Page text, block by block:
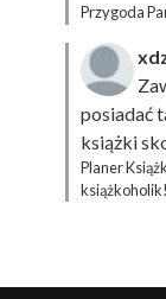
Przygoda
posiadać
książki
Planer
książkoholik!